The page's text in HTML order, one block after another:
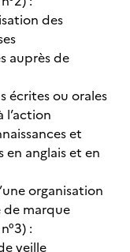
des
auprès de
écrites ou orales
l’action
et
anglais et en
organisation
marque
:
veille